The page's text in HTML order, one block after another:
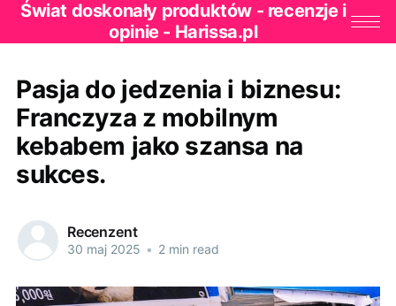
Świat doskonały produktów - recenzje i
opinie - Harissa.pl
Pasja do jedzenia i biznesu:
Franczyza z mobilnym
kebabem jako szansa na
sukces.
Recenzent
30 maj 2025 • 2 min read